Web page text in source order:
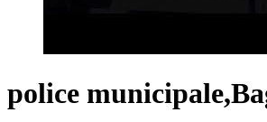
police